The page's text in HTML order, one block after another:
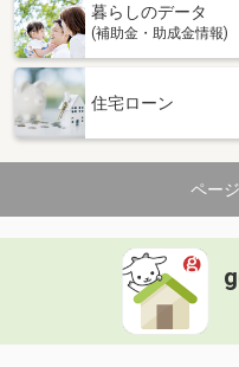
暮らしのデータ
(補助金・助成金情報)
住宅ローン
ペー